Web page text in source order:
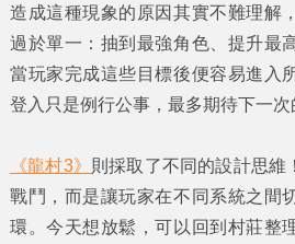
造成這種現象的原因其實不難理解
過於單一：抽到最強角色、提升最
當玩家完成這些目標後便容易進入
登入只是例行公事，最多期待下一次
《龍村3》 則採取了不同的設計思維
戰鬥，而是讓玩家在不同系統之間
環。今天想放鬆，可以回到村莊整